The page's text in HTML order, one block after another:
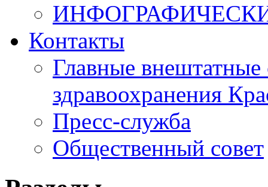
Контакты
Главные внештатные
здравоохранения
Пресс-служба
Общественный совет